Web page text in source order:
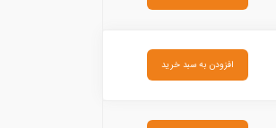
افزودن به سبد خرید